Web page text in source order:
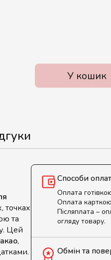
У кошик
точках
та
Цей
,
Способи
Оплата
Оплата
Післяплата –
огляду товару.
Обмін та